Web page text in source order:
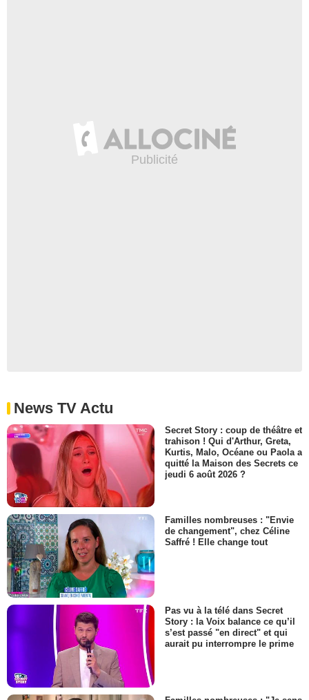
News TV Actu
Secret Story : coup de théâtre et
trahison ! Qui d'Arthur, Greta,
Kurtis, Malo, Océane ou Paola a
quitté la Maison des Secrets ce
jeudi 6 août 2026 ?
Familles nombreuses : "Envie
de changement", chez Céline
Saffré ! Elle change tout
Pas vu à la télé dans Secret
Story : la Voix balance ce qu’il
s’est passé "en direct" et qui
aurait pu interrompre le prime